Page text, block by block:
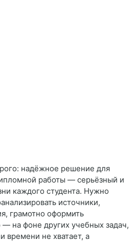
надёжное решение для
работы — серьёзный и
каждого студента. Нужно
источники,
грамотно оформить
— на фоне других учебных задач,
времени не хватает, а